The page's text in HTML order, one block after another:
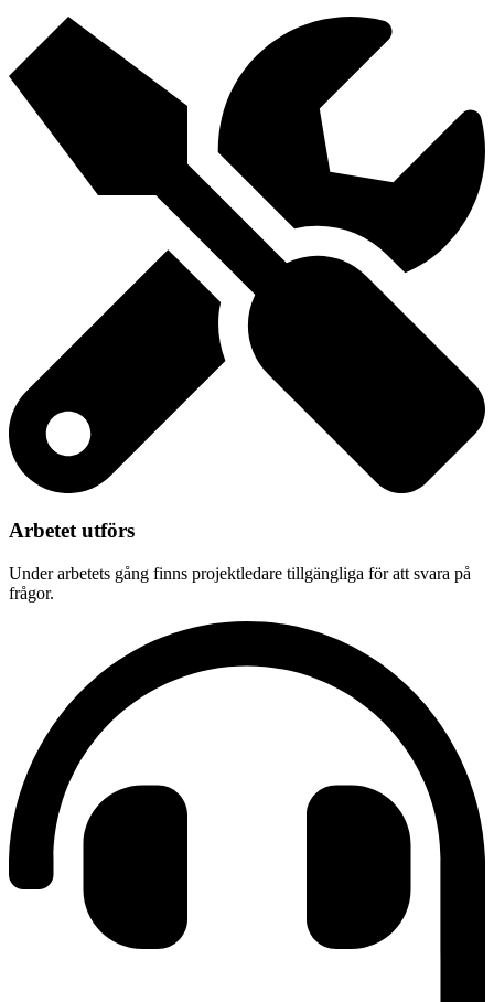
Arbetet utförs
Under arbetets gång finns projektledare tillgängliga för att svara på
frågor.